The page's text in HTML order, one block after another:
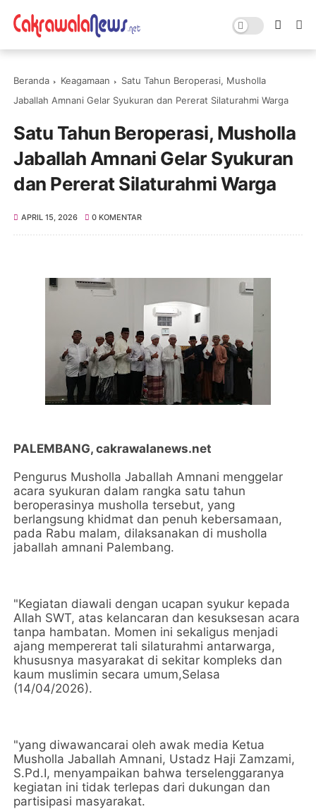
Beranda Keagamaan
Satu Tahun Beroperasi, Musholla
Jaballah Amnani Gelar Syukuran dan Pererat Silaturahmi Warga
Satu Tahun Beroperasi, Musholla
Jaballah Amnani Gelar Syukuran
dan Pererat Silaturahmi Warga
APRIL 15, 2026 0 KOMENTAR
PALEMBANG, cakrawalanews.net
Pengurus Musholla Jaballah Amnani menggelar
acara syukuran dalam rangka satu tahun
beroperasinya musholla tersebut, yang
berlangsung khidmat dan penuh kebersamaan,
pada Rabu malam, dilaksanakan di musholla
jaballah amnani Palembang.
"Kegiatan diawali dengan ucapan syukur kepada
Allah SWT, atas kelancaran dan kesuksesan acara
tanpa hambatan. Momen ini sekaligus menjadi
ajang mempererat tali silaturahmi antarwarga,
khususnya masyarakat di sekitar kompleks dan
kaum muslimin secara umum,Selasa
(14/04/2026).
"yang diwawancarai oleh awak media Ketua
Musholla Jaballah Amnani, Ustadz Haji Zamzami,
S.Pd.I, menyampaikan bahwa terselenggaranya
kegiatan ini tidak terlepas dari dukungan dan
partisipasi masyarakat.